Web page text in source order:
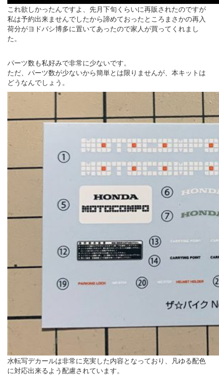
これ欲しかったんですよ、先月下旬くらいに再販されたのですが
私は予約出来ませんでしたから諦めておったところまさかの再入
荷分がヨドバシ博多に置いてあったので家人が買ってくれまし
た。
パーツ数も私好みで非常に少ないです。
ただ、パーツ数が少ないから簡単とは限りませんが、本キットは
どうなんでしょう。
水転写デカールは非常に充実した内容となっており、凡ゆる配色
に対応出来るよう配慮されています。